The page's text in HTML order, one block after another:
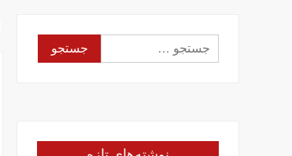
جستجو
برای: